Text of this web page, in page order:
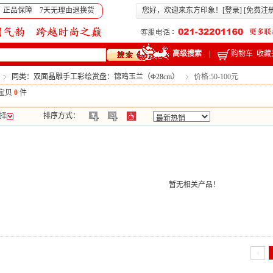
品保障 7天无理由退换货 您好，欢迎来东方印象！[登录] [免费注
高级搜索 购物车 收藏
同类：双面晶雕手工彩绘赏盘：锦鸡玉兰（Φ28cm）
价格:50-100元
贝 0 件
排序方式：
暂无相关产品！